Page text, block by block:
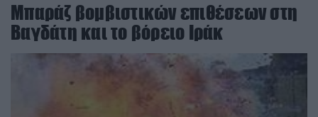
Μπαράζ βομβιστικών επιθέσεων στη
Βαγδάτη και το βόρειο Ιράκ